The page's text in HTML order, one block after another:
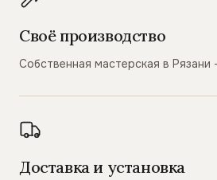
Своё производство
Собственная мастерская в
Доставка и установка